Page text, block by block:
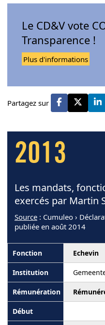
Le CD&V vote
Transparence !
Plus d'informations
Partagez sur
2013
Les mandats,
exercés par Martin
Source : Cumuleo ›
publiée en août 2014
Echevin